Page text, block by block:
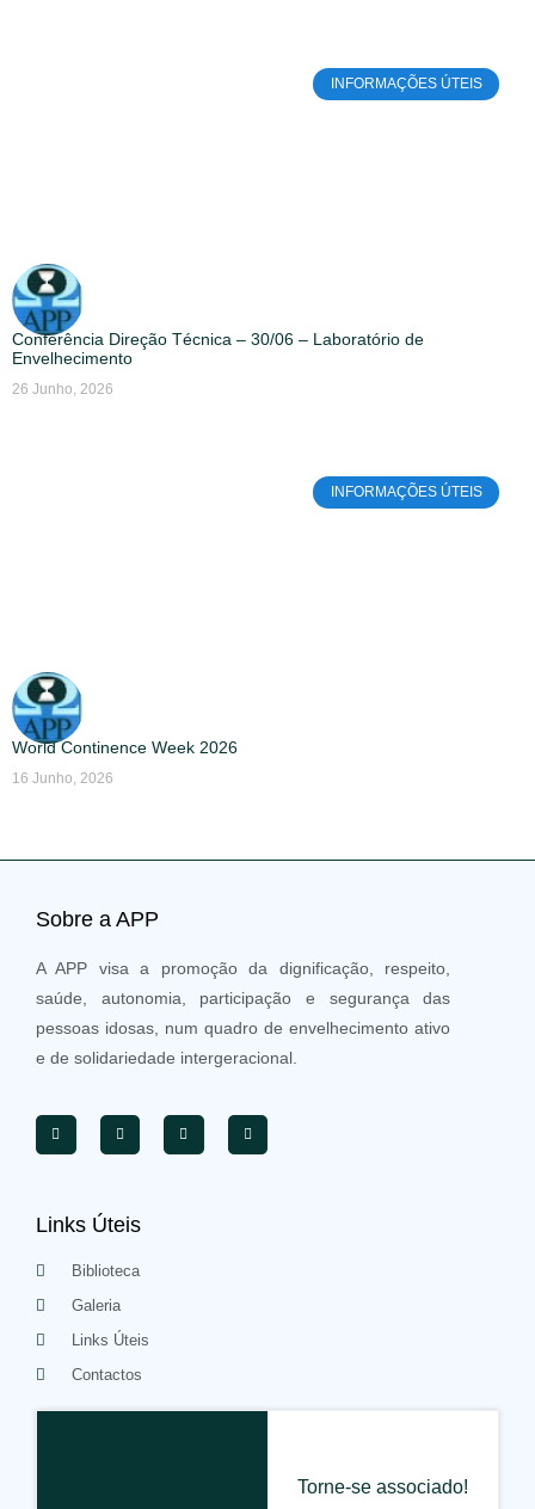
INFORMAÇÕES ÚTEIS
Conferência Direção Técnica – 30/06 – Laboratório de
Envelhecimento
26 Junho, 2026
INFORMAÇÕES ÚTEIS
World Continence Week 2026
16 Junho, 2026
Sobre a APP
A APP visa a promoção da dignificação, respeito,
saúde, autonomia, participação e segurança das
pessoas idosas, num quadro de envelhecimento ativo
e de solidariedade intergeracional.
Links Úteis
Biblioteca
Galeria
Links Úteis
Contactos
Torne-se associado!